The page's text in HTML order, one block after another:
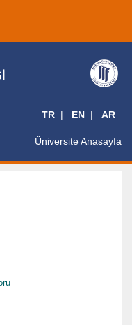
TR EN AR
Üniversite Anasayfa